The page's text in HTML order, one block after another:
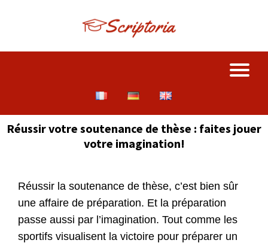
Réussir votre soutenance de thèse : faites jouer
votre imagination!
Réussir la soutenance de thèse, c’est bien sûr
une affaire de préparation. Et la préparation
passe aussi par l’imagination. Tout comme les
sportifs visualisent la victoire pour préparer un